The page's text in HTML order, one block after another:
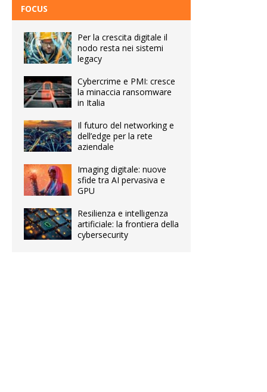
FOCUS
Per la crescita digitale il
nodo resta nei sistemi
legacy
Cybercrime e PMI: cresce
la minaccia ransomware
in Italia
Il futuro del networking e
dell’edge per la rete
aziendale
Imaging digitale: nuove
sfide tra AI pervasiva e
GPU
Resilienza e intelligenza
artificiale: la frontiera della
cybersecurity